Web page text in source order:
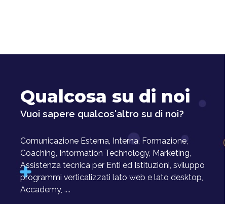
Qualcosa su di noi
Vuoi sapere qualcos'altro su di noi?
Comunicazione Esterna, Interna, Formazione,
Coaching, Intormation Technology, Marketing,
Assistenza tecnica per Enti ed Istituzioni, sviluppo
programmi verticalizzati lato web e lato desktop,
Accademy, ....